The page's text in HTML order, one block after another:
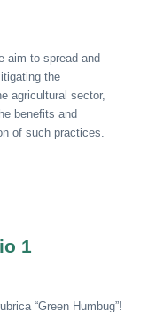
aim to spread and
the
agricultural sector,
benefits and
of such practices.
1
“Green Humbug”!